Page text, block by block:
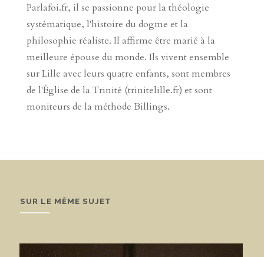
Parlafoi.fr, il se passionne pour la théologie
systématique, l'histoire du dogme et la
philosophie réaliste. Il affirme être marié à la
meilleure épouse du monde. Ils vivent ensemble
sur Lille avec leurs quatre enfants, sont membres
de l'Église de la Trinité (trinitelille.fr) et sont
moniteurs de la méthode Billings.
SUR LE MÊME SUJET